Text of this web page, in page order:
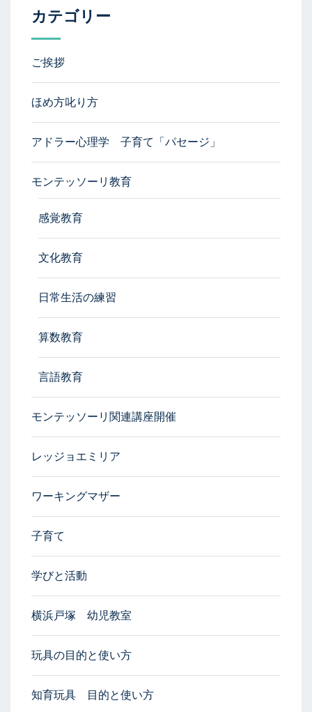
カテゴリー
ご挨拶
ほめ方叱り方
アドラー心理学 子育て「パセージ」
モンテッソーリ教育
感覚教育
文化教育
日常生活の練習
算数教育
言語教育
モンテッソーリ関連講座開催
レッジョエミリア
ワーキングマザー
子育て
学びと活動
横浜戸塚 幼児教室
玩具の目的と使い方
知育玩具 目的と使い方